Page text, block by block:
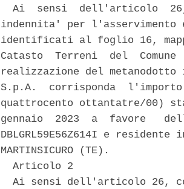
Ai  sensi  dell'articolo
indennita' per l'asservimento
identificati al foglio 16,
Catasto  Terreni  del
realizzazione del metanodotto
S.p.A.  corrisponda
quattrocento ottantatre/00)
gennaio  2023  a  favore
DBLGRL59E56Z614I e
MARTINSICURO (TE).
  Articolo 2
Ai sensi dell'articolo 26,